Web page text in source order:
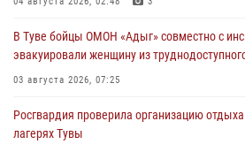
В Туве бойцы ОМОН «Адыг» совместно с
эвакуировали женщину из
03 августа 2026, 07:25
Росгвардия проверила организацию
лагерях Тувы